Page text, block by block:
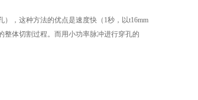
，这种方法的优点是速度快（1秒，以t16mm
体切割过程。而用小功率脉冲进行穿孔的